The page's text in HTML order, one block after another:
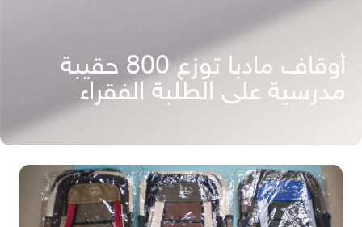
أوقاف مادبا توزع 800 حقيبة
مدرسية على الطلبة الفقراء